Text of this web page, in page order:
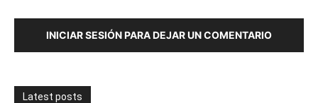
INICIAR SESIÓN PARA DEJAR UN COMENTARIO
Latest posts